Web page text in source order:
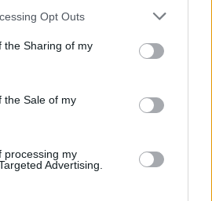
Opt Outs
the Sharing of my
the Sale of my
processing my
Advertising.
jaka jest szansa że mogę
biorę już od dłuższego
tabletki kontracept
blistra (dzień 1) •
6, 1. tydzień) • 22.02 –
tabletka ponad dobę (>24h,
metody antykoncepcyjne